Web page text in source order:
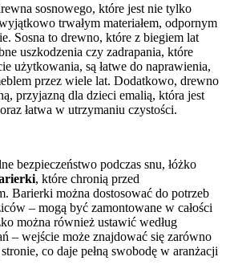
sosnowego, które jest nie tylko
trwałym materiałem, odpornym
Sosna to drewno, które z biegiem lat
uszkodzenia czy zadrapania, które
użytkowania, są łatwe do naprawienia,
przez wiele lat. Dodatkowo, drewno
przyjazną dla dzieci emalią, która jest
łatwa w utrzymaniu czystości.
bezpieczeństwo podczas snu, łóżko
, które chronią przed
Barierki można dostosować do potrzeb
– mogą być zamontowane w całości
można również ustawić według
– wejście może znajdować się zarówno
co daje pełną swobodę w aranżacji